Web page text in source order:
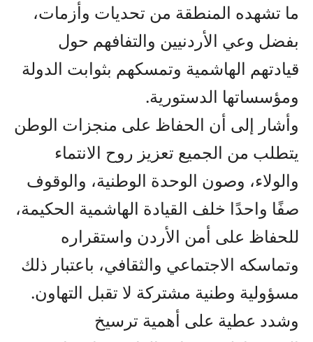
ما تشهده المنطقة من تحديات وأزمات،
بفضل وعي الأردنيين والتفافهم حول
قيادتهم الهاشمية وتمسكهم بثوابت الدولة
ومؤسساتها الدستورية.
وأشار إلى أن الحفاظ على منجزات الوطن
يتطلب من الجميع تعزيز روح الانتماء
والولاء، وصون الوحدة الوطنية، والوقوف
صفًا واحدًا خلف القيادة الهاشمية الحكيمة،
للحفاظ على أمن الأردن واستقراره
وتماسكه الاجتماعي والثقافي، باعتبار ذلك
مسؤولية وطنية مشتركة لا تقبل التهاون.
وشدد عطية على أهمية ترسيخ